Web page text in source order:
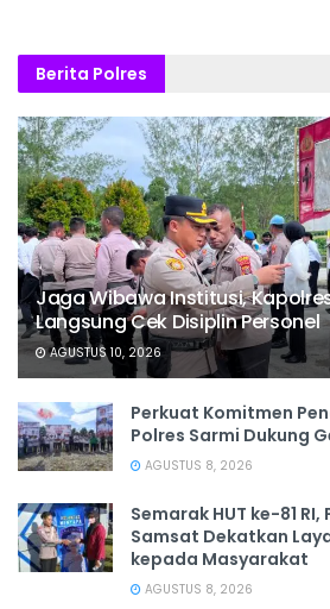
Berita Polres
Jaga Wibawa Institusi,
Langsung Cek Disiplin Personel
AGUSTUS 10, 2026
Perkuat Komitmen
Polres Sarmi Dukung
AGUSTUS 8, 2026
Semarak HUT ke-81
Samsat Dekatkan
kepada Masyarakat
AGUSTUS 8, 2026